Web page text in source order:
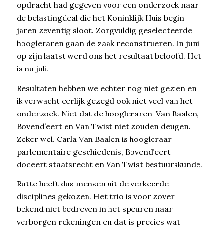
opdracht had gegeven voor een onderzoek naar
de belastingdeal die het Koninklijk Huis begin
jaren zeventig sloot. Zorgvuldig geselecteerde
hoogleraren gaan de zaak reconstrueren. In juni
op zijn laatst werd ons het resultaat beloofd. Het
is nu juli.
Resultaten hebben we echter nog niet gezien en
ik verwacht eerlijk gezegd ook niet veel van het
onderzoek. Niet dat de hoogleraren, Van Baalen,
Bovend’eert en Van Twist niet zouden deugen.
Zeker wel. Carla Van Baalen is hoogleraar
parlementaire geschiedenis, Bovend’eert
doceert staatsrecht en Van Twist bestuurskunde.
Rutte heeft dus mensen uit de verkeerde
disciplines gekozen. Het trio is voor zover
bekend niet bedreven in het speuren naar
verborgen rekeningen en dat is precies wat